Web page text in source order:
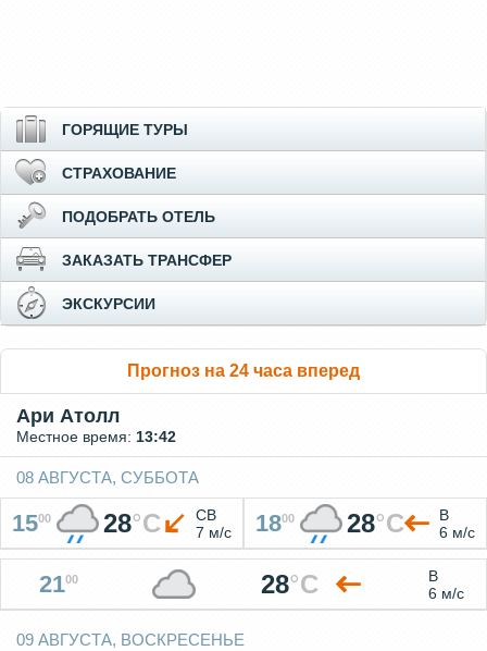
ГОРЯЩИЕ ТУРЫ
СТРАХОВАНИЕ
ПОДОБРАТЬ ОТЕЛЬ
ЗАКАЗАТЬ ТРАНСФЕР
ЭКСКУРСИИ
Прогноз на 24 часа вперед
Ари Атолл
Местное время: 13:42
08 АВГУСТА, СУББОТА
1500 28°C
СВ
7 м/с
1800 28°C
В
6 м/с
2100 28°C
В
6 м/с
09 АВГУСТА, ВОСКРЕСЕНЬЕ